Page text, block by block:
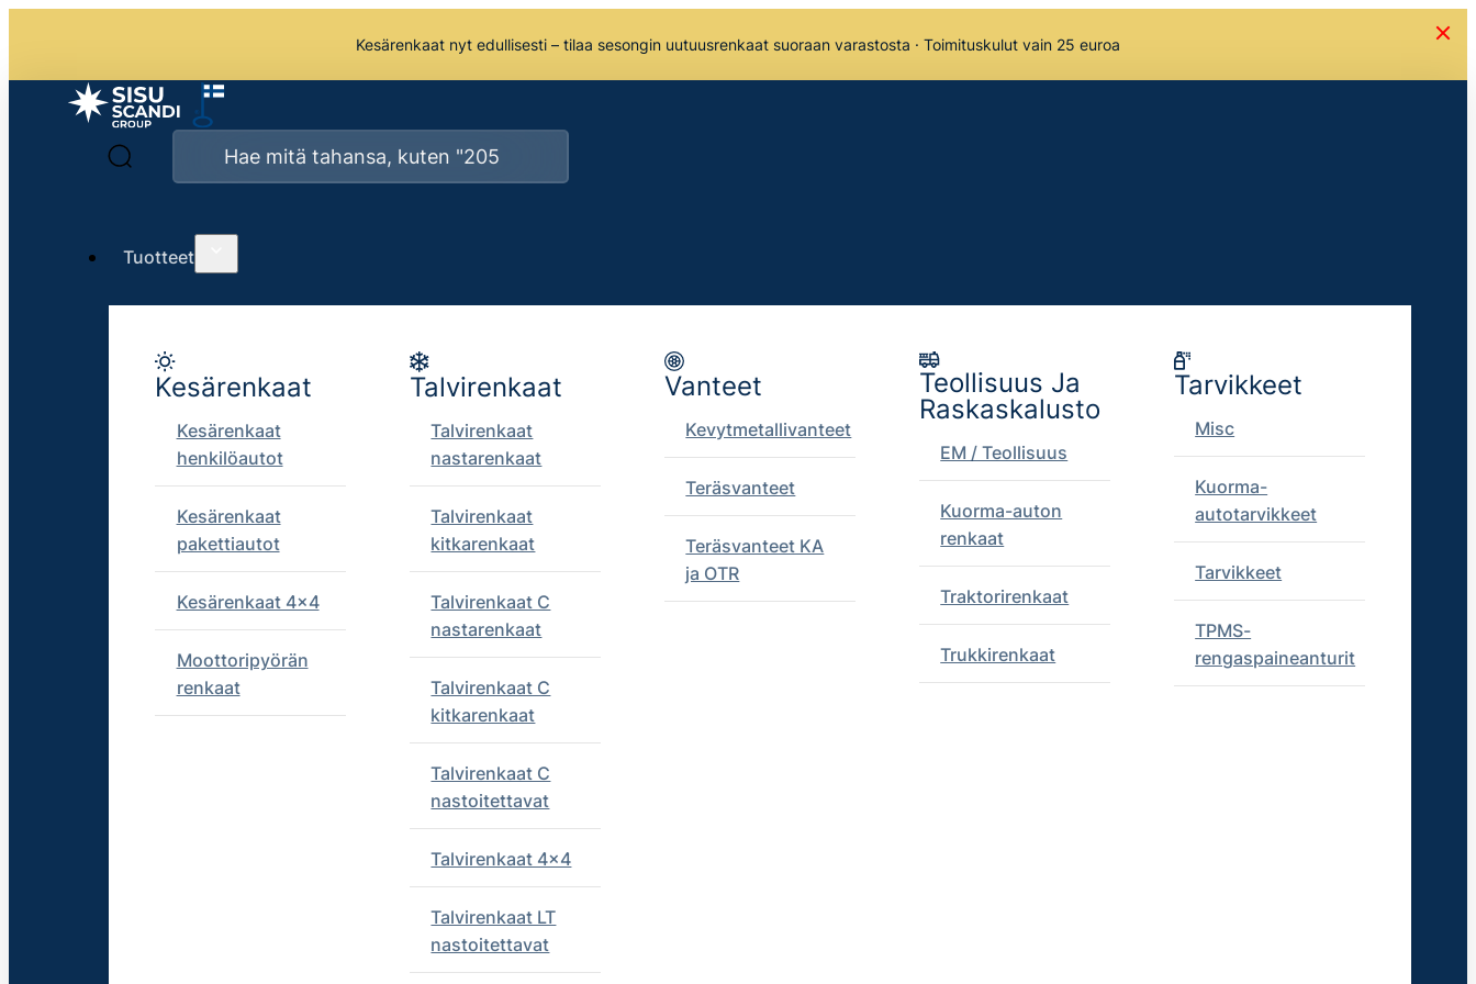
Kesärenkaat nyt edullisesti – tilaa sesongin uutuusrenkaat suoraan varastosta · Toimituskulut vain 25 euroa
Tuotteet
Kesärenkaat
Kesärenkaat
henkilöautot
Kesärenkaat
pakettiautot
Kesärenkaat 4x4
Moottoripyörän
renkaat
Talvirenkaat
Talvirenkaat
nastarenkaat
Talvirenkaat
kitkarenkaat
Talvirenkaat C
nastarenkaat
Talvirenkaat C
kitkarenkaat
Talvirenkaat C
nastoitettavat
Talvirenkaat 4x4
Talvirenkaat LT
nastoitettavat
Vanteet
Kevytmetallivanteet
Teräsvanteet
Teräsvanteet KA
ja OTR
Teollisuus Ja
Raskaskalusto
EM / Teollisuus
Kuorma-auton
renkaat
Traktorirenkaat
Trukkirenkaat
Tarvikkeet
Misc
Kuorma-
autotarvikkeet
Tarvikkeet
TPMS-
rengaspaineanturit